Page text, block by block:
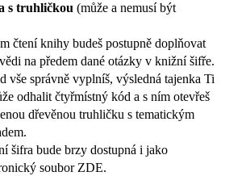
s truhličkou (může a nemusí být
čtení knihy budeš postupně doplňovat
na předem dané otázky v knižní šifře.
vše správně vyplníš, výsledná tajenka Ti
odhalit čtyřmístný kód a s ním otevřeš
dřevěnou truhličku s tematickým
šifra bude brzy dostupná i jako
soubor ZDE.